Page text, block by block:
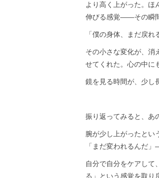
より高く上がった。ほ
伸びる感覚——その瞬
「僕の身体、まだ戻れ
その小さな変化が、消
せてくれた。心の中に
鏡を見る時間が、少し
振り返ってみると、あ
腕が少し上がったとい
「まだ変われるんだ
自分で自分をケアして
る」という感覚を取り